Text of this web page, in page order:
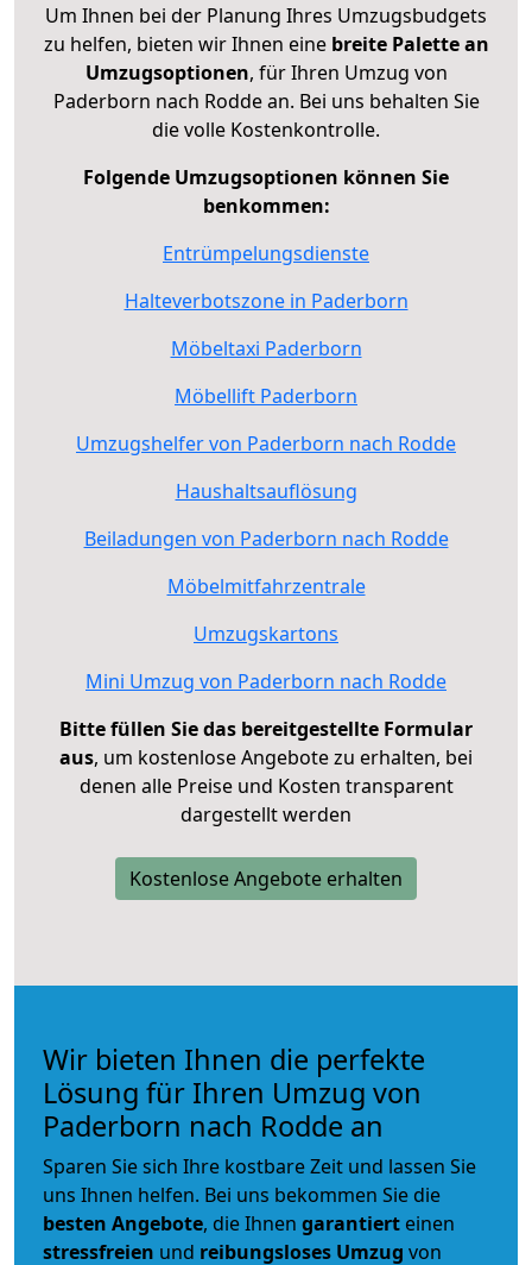
Um Ihnen bei der Planung Ihres Umzugsbudgets
zu helfen, bieten wir Ihnen eine breite Palette an
Umzugsoptionen, für Ihren Umzug von
Paderborn nach Rodde an. Bei uns behalten Sie
die volle Kostenkontrolle.
Folgende Umzugsoptionen können Sie
benkommen:
Entrümpelungsdienste
Halteverbotszone in Paderborn
Möbeltaxi Paderborn
Möbellift Paderborn
Umzugshelfer von Paderborn nach Rodde
Haushaltsauflösung
Beiladungen von Paderborn nach Rodde
Möbelmitfahrzentrale
Umzugskartons
Mini Umzug von Paderborn nach Rodde
Bitte füllen Sie das bereitgestellte Formular
aus, um kostenlose Angebote zu erhalten, bei
denen alle Preise und Kosten transparent
dargestellt werden
Kostenlose Angebote erhalten
Wir bieten Ihnen die perfekte
Lösung für Ihren Umzug von
Paderborn nach Rodde an
Sparen Sie sich Ihre kostbare Zeit und lassen Sie
uns Ihnen helfen. Bei uns bekommen Sie die
besten Angebote, die Ihnen garantiert einen
stressfreien und reibungsloses Umzug von